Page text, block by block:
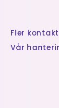
Fler
Vår